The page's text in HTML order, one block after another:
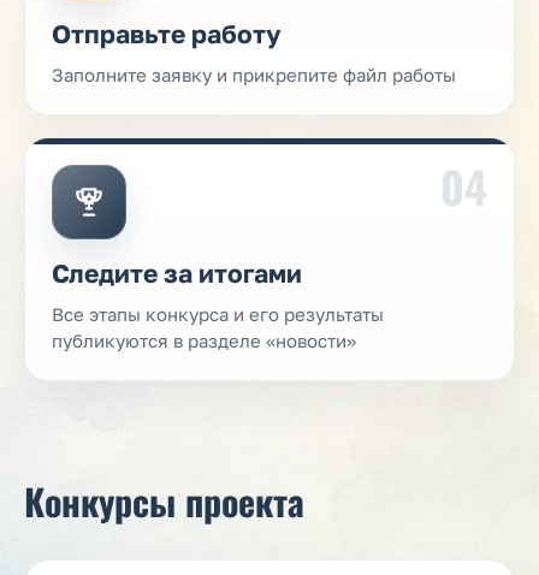
Отправьте работу
Заполните заявку и прикрепите файл работы
04
Следите за итогами
Все этапы конкурса и его результаты
публикуются в разделе «новости»
Конкурсы проекта